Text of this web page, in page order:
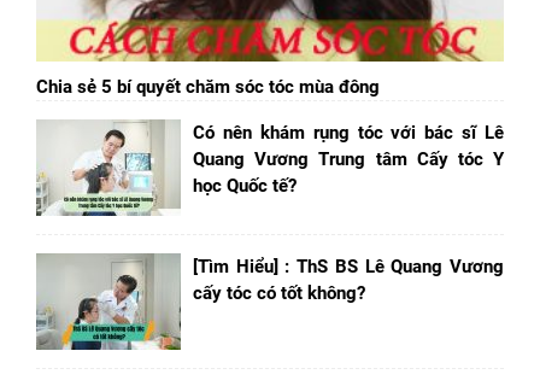
Chia sẻ 5 bí quyết chăm sóc tóc mùa đông
Có nên khám rụng tóc với bác sĩ Lê
Quang Vương Trung tâm Cấy tóc Y
học Quốc tế?
[Tìm Hiểu] : ThS BS Lê Quang Vương
cấy tóc có tốt không?